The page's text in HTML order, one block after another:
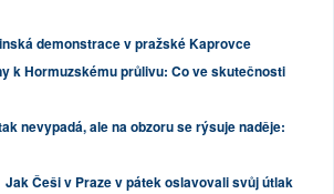
demonstrace v pražské Kaprovce
k Hormuzskému průlivu: Co ve skutečnosti
nevypadá, ale na obzoru se rýsuje naděje:
Jak Češi v Praze v pátek oslavovali svůj útlak